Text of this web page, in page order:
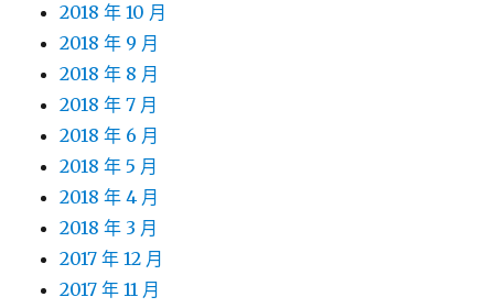
2018 年 10 月
2018 年 9 月
2018 年 8 月
2018 年 7 月
2018 年 6 月
2018 年 5 月
2018 年 4 月
2018 年 3 月
2017 年 12 月
2017 年 11 月